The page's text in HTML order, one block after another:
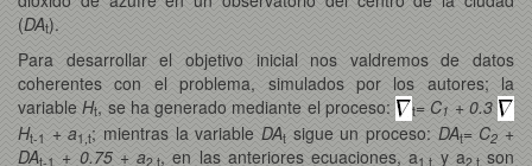
(DAt).
Para desarrollar el objetivo inicial nos valdremos de datos
coherentes con el problema, simulados por los autores; la
variableHt, se ha generado mediante el proceso: t= C1 + 0.3
Ht-1 + a1,t; mientras la variableDAt sigue un proceso: DAt= C2 +
DAt-1 + 0.75 + a2,t, en las anteriores ecuaciones, a1,t y a2,tson